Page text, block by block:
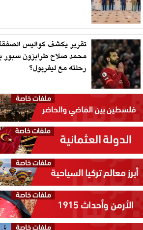
تقرير يكشف كواليس
محمد صلاح طرابزون سبور
رحلته مع ليفربول؟